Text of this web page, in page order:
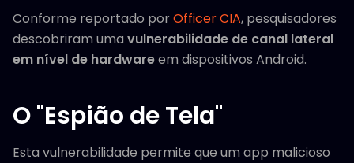
Conforme reportado porOfficer CIA, pesquisadores
descobriram uma vulnerabilidade de canal lateral
em nível de hardwareem dispositivos Android.
O "Espião de Tela"
Esta vulnerabilidade permite que um app malicioso